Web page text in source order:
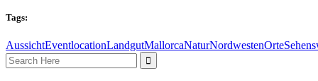
Tags:
AussichtEventlocationLandgutMallorcaNaturNordwestenOrte
Search
for: